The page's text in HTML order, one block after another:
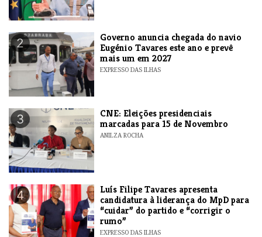
2
Governo anuncia chegada do navio
Eugénio Tavares este ano e prevê
mais um em 2027
EXPRESSO DAS ILHAS
3
CNE: Eleições presidenciais
marcadas para 15 de Novembro
ANILZA ROCHA
4
Luís Filipe Tavares apresenta
candidatura à liderança do MpD para
“cuidar” do partido e “corrigir o
rumo”
EXPRESSO DAS ILHAS